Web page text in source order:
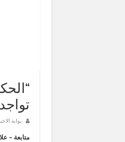
بوابة
متابعة –